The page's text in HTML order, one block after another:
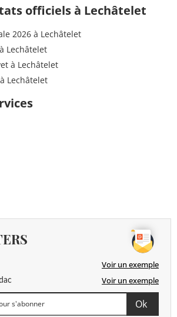
officiels à Lechâtelet
2026 à Lechâtelet
Lechâtelet
à Lechâtelet
Lechâtelet
Voir un exemple
Voir un exemple